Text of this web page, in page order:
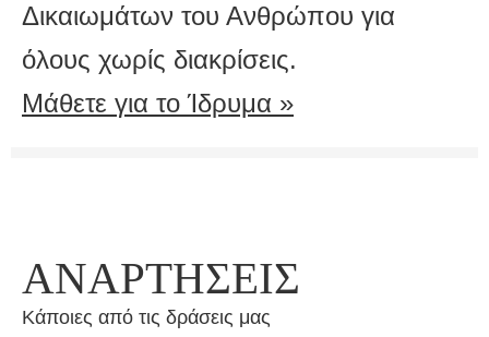
Δικαιωμάτων του Ανθρώπου για
όλους χωρίς διακρίσεις.
Μάθετε για το Ίδρυμα »
ΑΝΑΡΤΗΣΕΙΣ
Κάποιες από τις δράσεις μας